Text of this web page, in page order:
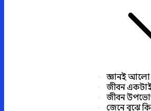
জ্ঞানই আলো
জীবন
জীবন
জেনে বুঝে